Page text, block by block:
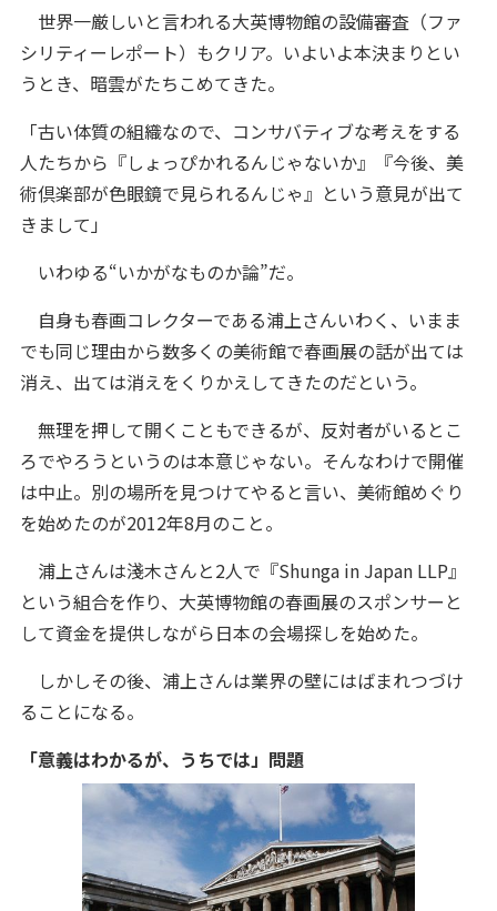
世界一厳しいと言われる大英博物館の設備審査（ファ
シリティーレポート）もクリア。いよいよ本決まりとい
うとき、暗雲がたちこめてきた。
「古い体質の組織なので、コンサバティブな考えをする
人たちから『しょっぴかれるんじゃないか』『今後、美
術倶楽部が色眼鏡で見られるんじゃ』という意見が出て
きまして」
いわゆる“いかがなものか論”だ。
自身も春画コレクターである浦上さんいわく、いまま
でも同じ理由から数多くの美術館で春画展の話が出ては
消え、出ては消えをくりかえしてきたのだという。
無理を押して開くこともできるが、反対者がいるとこ
ろでやろうというのは本意じゃない。そんなわけで開催
は中止。別の場所を見つけてやると言い、美術館めぐり
を始めたのが2012年8月のこと。
浦上さんは淺木さんと2人で『Shunga in Japan LLP』
という組合を作り、大英博物館の春画展のスポンサーと
して資金を提供しながら日本の会場探しを始めた。
しかしその後、浦上さんは業界の壁にはばまれつづけ
ることになる。
「意義はわかるが、うちでは」問題